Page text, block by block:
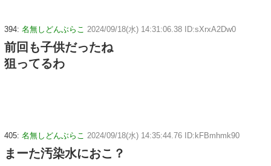
394: 名無しどんぶらこ 2024/09/18(水) 14:31:06.38 ID:sXrxA2Dw0
前回も子供だったね
狙ってるわ
405: 名無しどんぶらこ 2024/09/18(水) 14:35:44.76 ID:kFBmhmk90
まーた汚染水におこ？